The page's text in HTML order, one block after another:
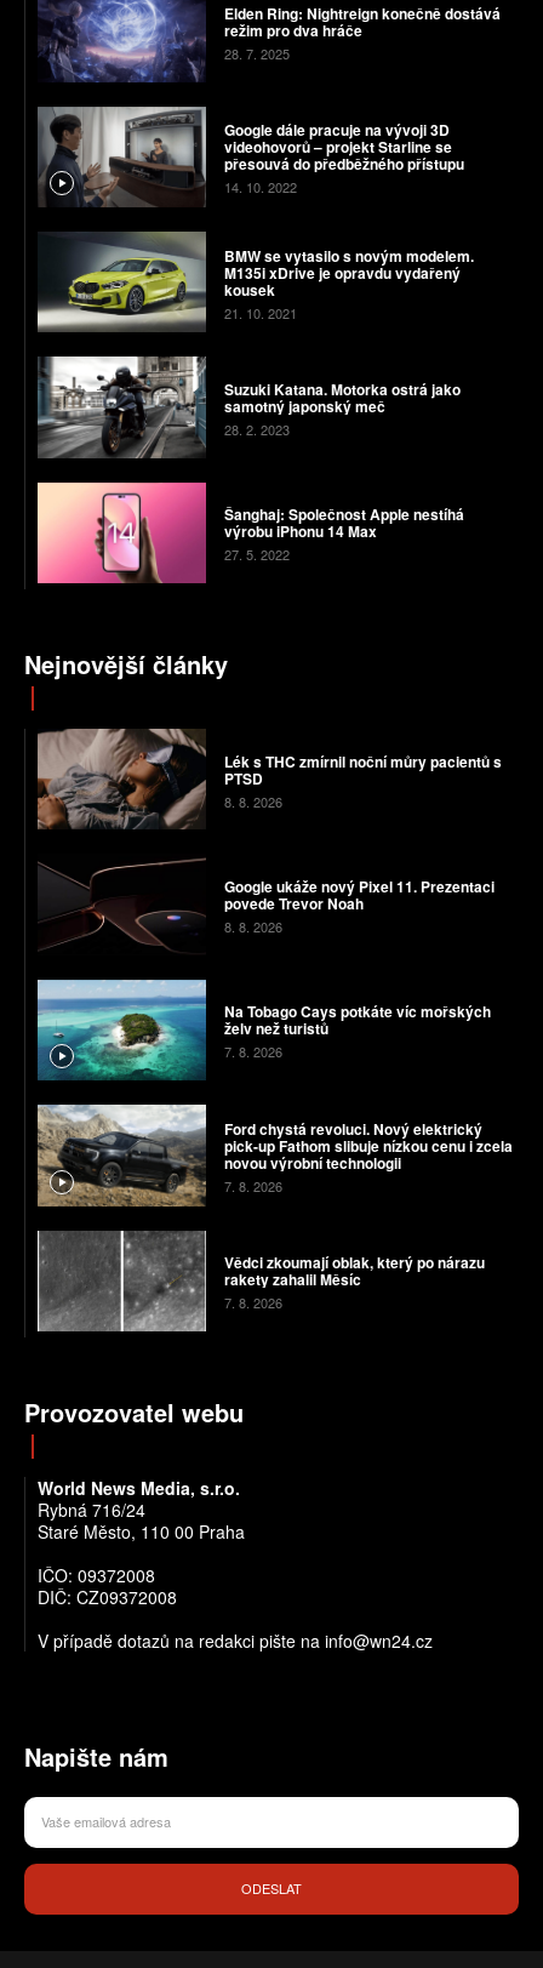
Elden Ring: Nightreign konečně dostává
režim pro dva hráče
28. 7. 2025
Google dále pracuje na vývoji 3D
videohovorů – projekt Starline se
přesouvá do předběžného přístupu
14. 10. 2022
BMW se vytasilo s novým modelem.
M135i xDrive je opravdu vydařený
kousek
21. 10. 2021
Suzuki Katana. Motorka ostrá jako
samotný japonský meč
28. 2. 2023
Šanghaj: Společnost Apple nestíhá
výrobu iPhonu 14 Max
27. 5. 2022
Nejnovější články
Lék s THC zmírnil noční můry pacientů s
PTSD
8. 8. 2026
Google ukáže nový Pixel 11. Prezentaci
povede Trevor Noah
8. 8. 2026
Na Tobago Cays potkáte víc mořských
želv než turistů
7. 8. 2026
Ford chystá revoluci. Nový elektrický
pick-up Fathom slibuje nízkou cenu i zcela
novou výrobní technologii
7. 8. 2026
Vědci zkoumají oblak, který po nárazu
rakety zahalil Měsíc
7. 8. 2026
Provozovatel webu
World News Media, s.r.o.
Rybná 716/24
Staré Město, 110 00 Praha
IČO: 09372008
DIČ: CZ09372008
V případě dotazů na redakci pište na info@wn24.cz
Napište nám
ODESLAT